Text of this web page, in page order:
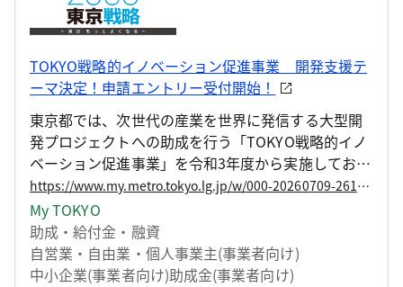
TOKYO戦略的イノベーション促進事業 開発支援テ
ーマ決定！申請エントリー受付開始！
東京都では、次世代の産業を世界に発信する大型開
発プロジェクトへの助成を行う「TOKYO戦略的イノ
ベーション促進事業」を令和3年度から実施しており
ます。 具体的には、「2050東京戦略」等で掲げる目
指す東京の姿を実現するため、成長産業分野の都市
課題と技術・製品開発動向等を示した「イノベーシ
ョンマップ」を策定し、マップで示される開発支援
テーマに沿って都内中小企業が他企業や大学等と連
https://www.my.metro.tokyo.lg.jp/w/000-20260709-261314684
My TOKYO
助成・給付金・融資
自営業・自由業・個人事業主(事業者向け)
中小企業(事業者向け)助成金(事業者向け)